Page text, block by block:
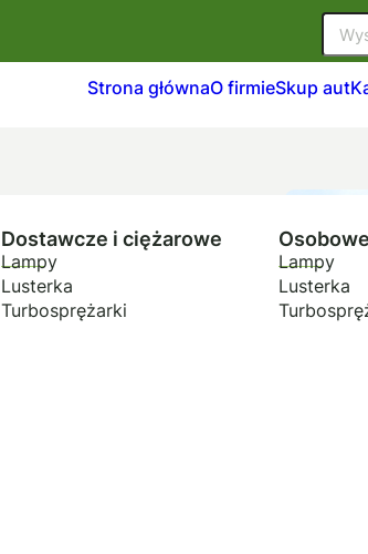
Strona głównaO firmieSkup aut
Dostawcze i ciężarowe
Lampy
Lusterka
Turbosprężarki
Osobowe
Lampy
Lusterka